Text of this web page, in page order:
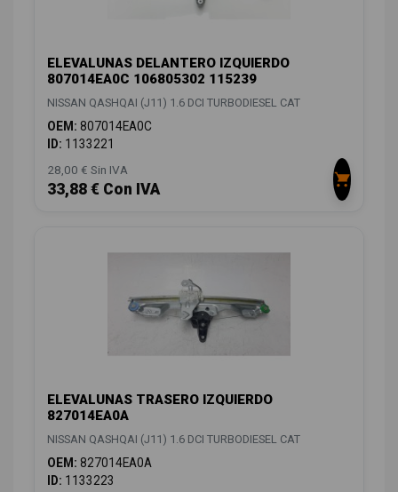
ELEVALUNAS DELANTERO IZQUIERDO
807014EA0C 106805302 115239
NISSAN QASHQAI (J11) 1.6 DCI TURBODIESEL CAT
OEM: 807014EA0C
ID: 1133221
28,00 € Sin IVA
33,88 € Con IVA
ELEVALUNAS TRASERO IZQUIERDO
827014EA0A
NISSAN QASHQAI (J11) 1.6 DCI TURBODIESEL CAT
OEM: 827014EA0A
ID: 1133223